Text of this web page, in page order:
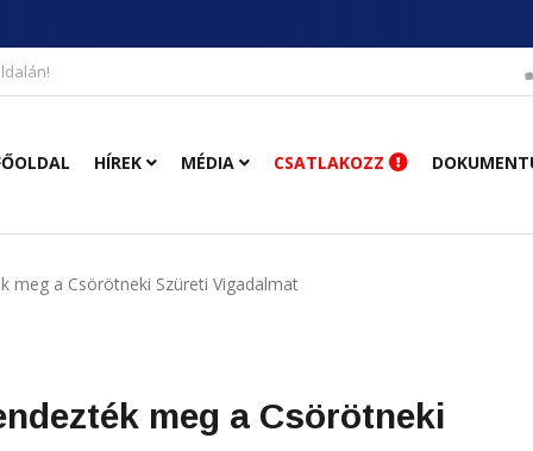
HÍREK MÉDIA CSATLAKOZZ
meg a Csörötneki Szüreti Vigadalmat
meg a Csörötneki